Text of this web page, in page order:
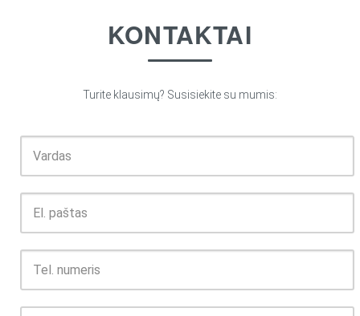
KONTAKTAI
Turite klausimų? Susisiekite su mumis:
Vardas
El.
paštas
Tel.
numeris
Tekstas